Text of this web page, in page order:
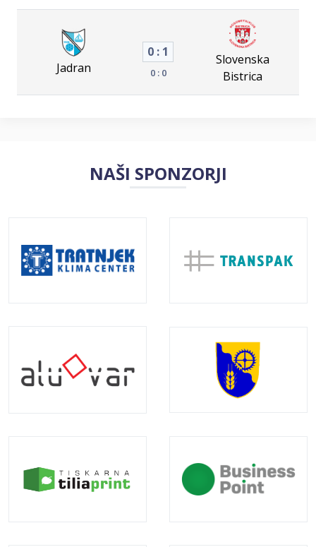
Jadran
0 : 1
0 : 0
Slovenska
Bistrica
NAŠI SPONZORJI